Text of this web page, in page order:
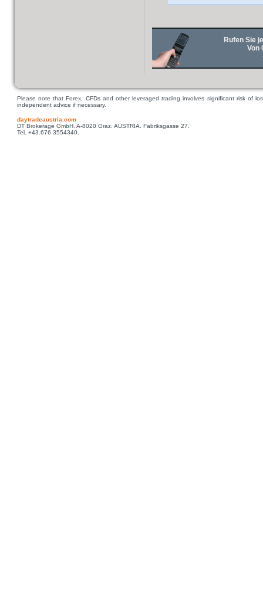
Rufen Sie
Von
Please note that Forex, CFDs and other leveraged trading involves significant risk of
independent advice if necessary.
daytradeaustria.com
DT Brokerage GmbH. A-8020 Graz. AUSTRIA. Fabriksgasse 27.
Tel. +43.676.3554340.